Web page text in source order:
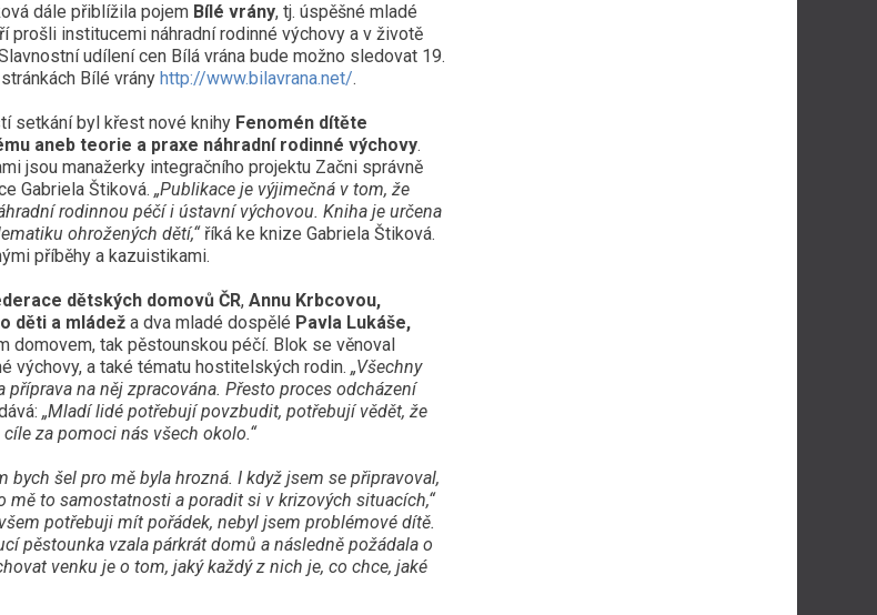
dále přiblížila pojem Bílé vrány, tj. úspěšné mladé
prošli institucemi náhradní rodinné výchovy a v životě
udílení cen Bílá vrána bude možno sledovat 19.
Bílé vrány http://www.bilavrana.net/.
setkání byl křest nové knihy Fenomén dítěte
aneb teorie a praxe náhradní rodinné výchovy.
jsou manažerky integračního projektu Začni správně
Gabriela Štiková. „Publikace je výjimečná v tom, že
rodinnou péčí i ústavní výchovou. Kniha je určena
ohrožených dětí,“říká ke knize Gabriela Štiková.
příběhy a kazuistikami.
dětských domovů ČR, Annu Krbcovou,
děti a mládež a dva mladé dospělé Pavla Lukáše,
domovem, tak pěstounskou péčí. Blok se věnoval
výchovy, a také tématu hostitelských rodin. „Všechny
na něj zpracována. Přesto proces odcházení
„Mladí lidé potřebují povzbudit, potřebují vědět, že
za pomoci nás všech okolo.“
bych šel pro mě byla hrozná. I když jsem se připravoval,
mě to samostatnosti a poradit si v krizových situacích,“
potřebuji mít pořádek, nebyl jsem problémové dítě.
pěstounka vzala párkrát domů a následně požádala o
venku je o tom, jaký každý z nich je, co chce, jaké